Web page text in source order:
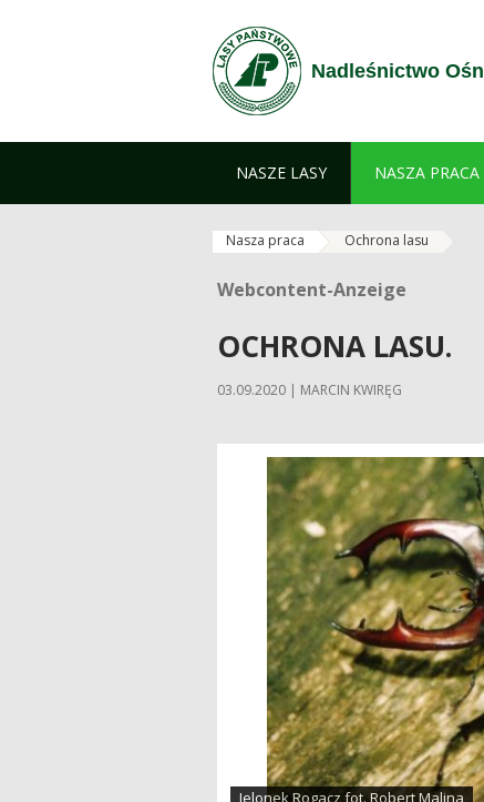
Nadleśnictwo
NASZE LASY NASZA PRACA
Nasza praca Ochrona lasu
Webcontent-Anzeige
Webcontent-Anzeige
OCHRONA LASU.
03.09.2020 | MARCIN KWIRĘG
Jelonek Rogacz fot. Robert Malina